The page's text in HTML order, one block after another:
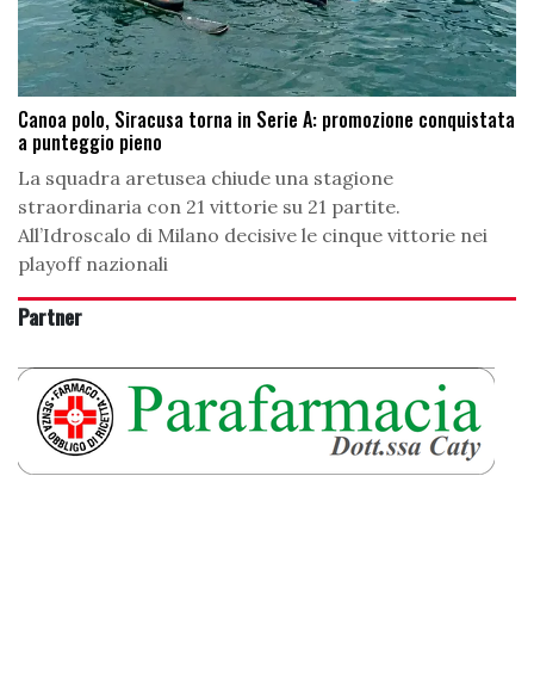
Canoa polo, Siracusa torna in Serie A: promozione conquistata
a punteggio pieno
La squadra aretusea chiude una stagione
straordinaria con 21 vittorie su 21 partite.
All’Idroscalo di Milano decisive le cinque vittorie nei
playoff nazionali
Partner